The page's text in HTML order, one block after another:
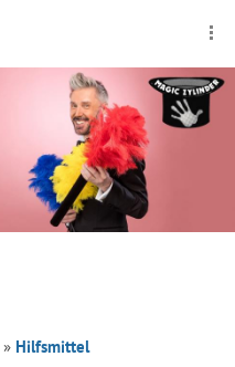
» Hilfsmittel